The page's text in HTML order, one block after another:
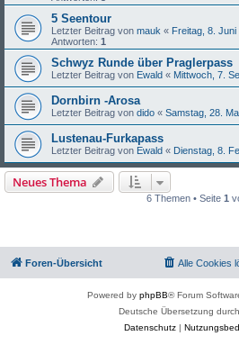
5 Seentour
Letzter Beitrag von mauk « Freitag, 8.
Antworten: 1
Schwyz Runde über Praglerpass
Letzter Beitrag von Ewald « Mittwoch, 7.
Dornbirn -Arosa
Letzter Beitrag von dido « Samstag, 28.
Lustenau-Furkapass
Letzter Beitrag von Ewald « Dienstag, 8.
Neues Thema
6 Themen • Seite 1
Foren-Übersicht Alle Cookies
Powered by phpBB® Forum
Deutsche Übersetzung durch
Datenschutz|